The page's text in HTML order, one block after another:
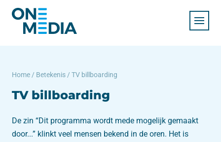
Home / Betekenis / TV billboarding
TV billboarding
De zin “Dit programma wordt mede mogelijk gemaakt
door...” klinkt veel mensen bekend in de oren. Het is